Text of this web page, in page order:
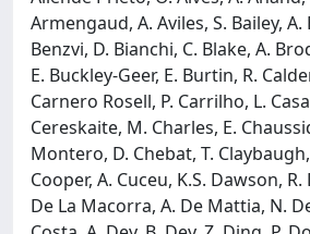
Armengaud, A. Aviles, S. Bailey, A.
Benzvi, D. Bianchi, C. Blake, A.
E. Buckley-Geer, E. Burtin, R.
Carnero Rosell, P. Carrilho, L.
Cereskaite, M. Charles, E.
Montero, D. Chebat, T. Claybaugh,
Cooper, A. Cuceu, K.S. Dawson,
De La Macorra, A. De Mattia, N.